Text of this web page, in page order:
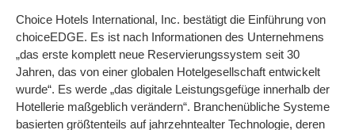
Choice Hotels International, Inc. bestätigt die Einführung von
choiceEDGE. Es ist nach Informationen des Unternehmens
„das erste komplett neue Reservierungssystem seit 30
Jahren, das von einer globalen Hotelgesellschaft entwickelt
wurde“. Es werde „das digitale Leistungsgefüge innerhalb der
Hotellerie maßgeblich verändern“. Branchenübliche Systeme
basierten größtenteils auf jahrzehntealter Technologie, deren